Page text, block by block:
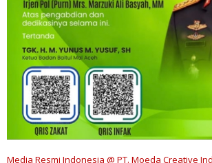
Media Resmi Indonesia @ PT. Moeda Creative